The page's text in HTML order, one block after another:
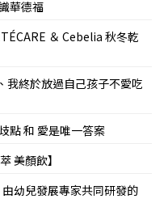
華德福
＆ Cebelia 秋冬乾
我終於放過自己孩子不愛吃
點 和 愛是唯一答案
美顏飲】
幼兒發展專家共同研發的